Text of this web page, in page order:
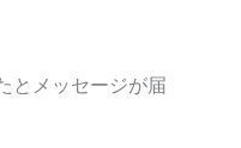
とメッセージが届